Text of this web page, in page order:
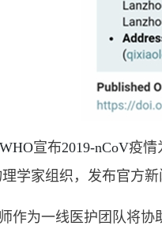
WHO宣布2019-nCoV疫情
学家组织，发布官方新
作为一线医护团队将协